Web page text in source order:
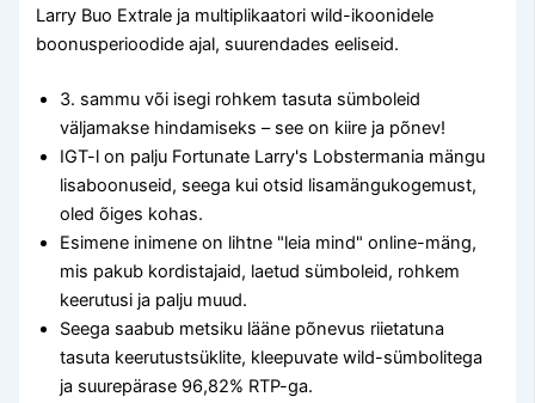
Larry Buo Extrale ja multiplikaatori wild-ikoonidele
boonusperioodide ajal, suurendades eeliseid.
3. sammu või isegi rohkem tasuta sümboleid
väljamakse hindamiseks – see on kiire ja põnev!
IGT-l on palju Fortunate Larry's Lobstermania mängu
lisaboonuseid, seega kui otsid lisamängukogemust,
oled õiges kohas.
Esimene inimene on lihtne "leia mind" online-mäng,
mis pakub kordistajaid, laetud sümboleid, rohkem
keerutusi ja palju muud.
Seega saabub metsiku lääne põnevus riietatuna
tasuta keerutustsüklite, kleepuvate wild-sümbolitega
ja suurepärase 96,82% RTP-ga.